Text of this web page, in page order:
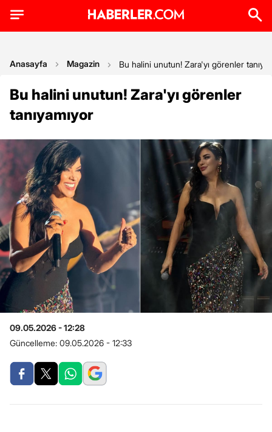
Anasayfa Magazin Bu halini unutun! Zara'yı görenler
Bu halini unutun! Zara'yı görenler
tanıyamıyor
09.05.2026 - 12:28
Güncelleme: 09.05.2026 - 12:33